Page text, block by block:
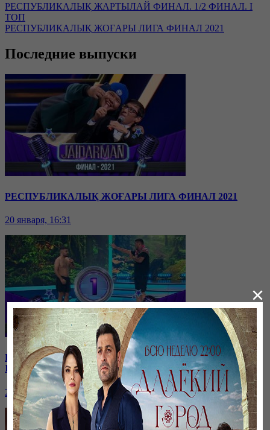
РЕСПУБЛИКАЛЫҚ ЖАРТЫЛАЙ ФИНАЛ. 1/2 ФИНАЛ. I
ТОП
РЕСПУБЛИКАЛЫҚ ЖОҒАРЫ ЛИГА ФИНАЛ 2021
Последние выпуски
РЕСПУБЛИКАЛЫҚ ЖОҒАРЫ ЛИГА ФИНАЛ 2021
20 января, 16:31
РЕСПУБЛИКАЛЫҚ ЖАРТЫЛАЙ ФИНАЛ. 1/2 ФИНАЛ.
I ТОП
20 января, 16:24
×